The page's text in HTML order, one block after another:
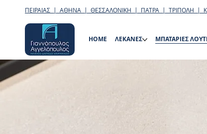
ΠΕΙΡΑΙΑΣ | ΑΘΗΝΑ | ΘΕΣΣΑΛΟΝΙΚΗ | ΠΑΤΡΑ | ΤΡΙΠΟΛΗ |
HOME ΛΕΚΑΝΕΣ ΜΠΑΤΑΡΙΕΣ